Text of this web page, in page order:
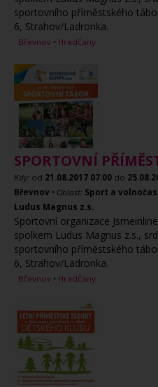
sportovního příměstského
6, Strahov/Ladronka.
Břevnov • Hradčany
SPORTOVNÍ
Kdy: od 21.08.2017 07:00 do
Břevnov • Oblast: Sport a
Ludus Magnus z.s.
Sportovní organizace
spolkem Ludus Magnus z.s.,
sportovního příměstského
6, Strahov/Ladronka.
Břevnov • Hradčany